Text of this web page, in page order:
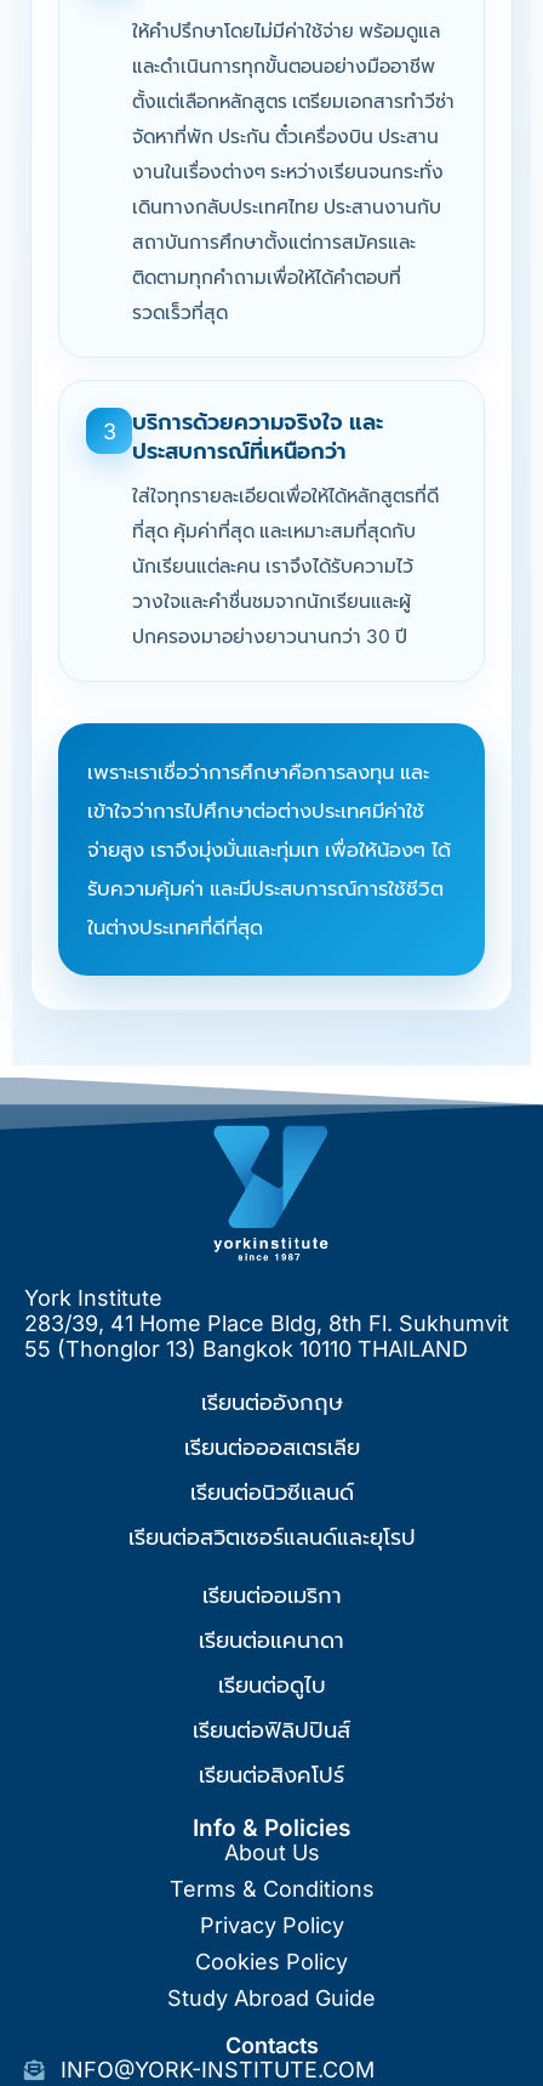
ให้คำปรึกษาโดยไม่มีค่าใช้จ่าย พร้อมดูแล
และดำเนินการทุกขั้นตอนอย่างมืออาชีพ
ตั้งแต่เลือกหลักสูตร เตรียมเอกสารทำวีซ่า
จัดหาที่พัก ประกัน ตั๋วเครื่องบิน ประสาน
งานในเรื่องต่างๆ ระหว่างเรียนจนกระทั่ง
เดินทางกลับประเทศไทย ประสานงานกับ
สถาบันการศึกษาตั้งแต่การสมัครและ
ติดตามทุกคำถามเพื่อให้ได้คำตอบที่
รวดเร็วที่สุด
3
บริการด้วยความจริงใจ และ
ประสบการณ์ที่เหนือกว่า
ใส่ใจทุกรายละเอียดเพื่อให้ได้หลักสูตรที่ดี
ที่สุด คุ้มค่าที่สุด และเหมาะสมที่สุดกับ
นักเรียนแต่ละคน เราจึงได้รับความไว้
วางใจและคำชื่นชมจากนักเรียนและผู้
ปกครองมาอย่างยาวนานกว่า 30 ปี
เพราะเราเชื่อว่าการศึกษาคือการลงทุน และ
เข้าใจว่าการไปศึกษาต่อต่างประเทศมีค่าใช้
จ่ายสูง เราจึงมุ่งมั่นและทุ่มเท เพื่อให้น้องๆ ได้
รับความคุ้มค่า และมีประสบการณ์การใช้ชีวิต
ในต่างประเทศที่ดีที่สุด
York Institute
283/39, 41 Home Place Bldg, 8th Fl. Sukhumvit
55 (Thonglor 13) Bangkok 10110 THAILAND
เรียนต่ออังกฤษ
เรียนต่อออสเตรเลีย
เรียนต่อนิวซีแลนด์
เรียนต่อสวิตเซอร์แลนด์และยุโรป
เรียนต่ออเมริกา
เรียนต่อแคนาดา
เรียนต่อดูไบ
เรียนต่อฟิลิปปินส์
เรียนต่อสิงคโปร์
Info & Policies
About Us
Terms & Conditions
Privacy Policy
Cookies Policy
Study Abroad Guide
Contacts
INFO@YORK-INSTITUTE.COM